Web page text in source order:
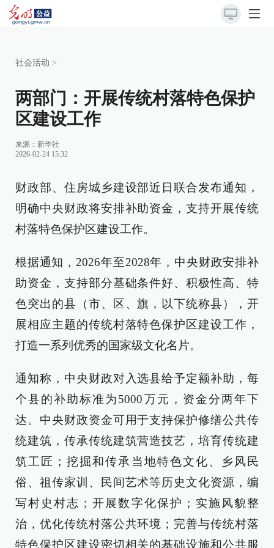
社会活动 >
两部门：开展传统村落特色保护
区建设工作
来源： 新华社
2026-02-24 15:32
财政部、住房城乡建设部近日联合发布通知，
明确中央财政将安排补助资金，支持开展传统
村落特色保护区建设工作。
根据通知，2026年至2028年，中央财政安排补
助资金，支持部分基础条件好、积极性高、特
色突出的县（市、区、旗，以下统称县），开
展相应主题的传统村落特色保护区建设工作，
打造一系列优秀的国家级文化名片。
通知称，中央财政对入选县给予定额补助，每
个县的补助标准为5000万元，资金分两年下
达。中央财政资金可用于支持保护修缮公共传
统建筑，传承传统建筑营造技艺，培育传统建
筑工匠；挖掘和传承当地特色文化、乡风民
俗、祖传家训、民间艺术等历史文化资源，编
写村史村志；开展数字化保护；实施风貌整
治，优化传统村落公共环境；完善与传统村落
特色保护区建设密切相关的基础设施和公共服